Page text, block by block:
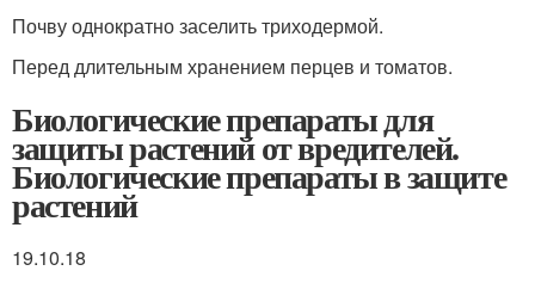
Почву однократно заселить триходермой.
Перед длительным хранением перцев и томатов.
Биологические препараты для
защиты растений от вредителей.
Биологические препараты в защите
растений
19.10.18